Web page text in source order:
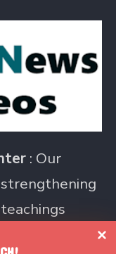
: Our